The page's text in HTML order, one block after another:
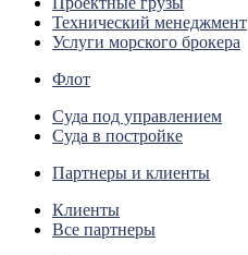
Технический менеджмент
Услуги морского брокера
Флот
Суда под управлением
Суда в постройке
Партнеры и клиенты
Клиенты
Все партнеры